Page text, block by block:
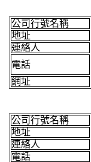
公司行號名稱
地址
連絡人
電話
網址
公司行號名稱
地址
連絡人
電話